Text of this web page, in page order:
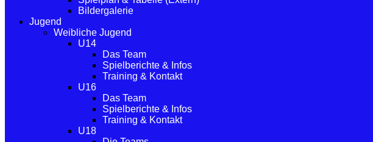
Bildergalerie
Jugend
Weibliche Jugend
U14
Das Team
Spielberichte & Infos
Training & Kontakt
U16
Das Team
Spielberichte & Infos
Training & Kontakt
U18